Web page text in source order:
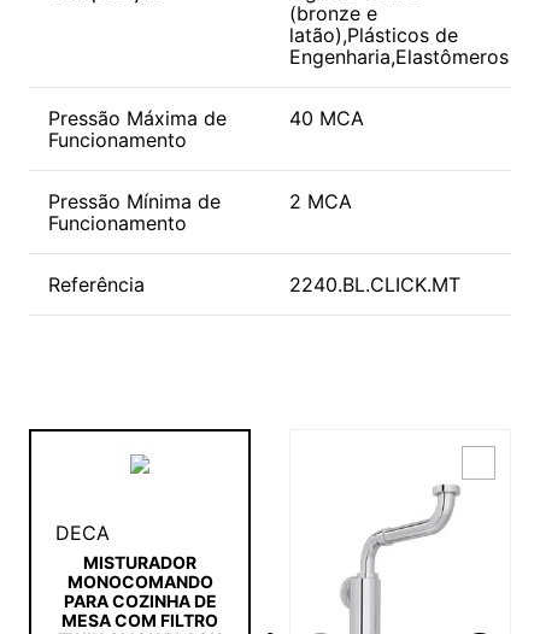
(bronze e
latão),Plásticos de
Engenharia,Elastômeros
Pressão Máxima de
Funcionamento
40 MCA
Pressão Mínima de
Funcionamento
2 MCA
Referência 2240.BL.CLICK.MT
DECA
MISTURADOR
MONOCOMANDO
PARA COZINHA DE
MESA COM FILTRO